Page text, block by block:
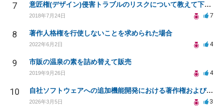
7 意匠権(デザイン)侵害トラブルのリスクについて教えて下さい。
2018年7月24日 7
8 著作人格権を行使しないことを求められた場合
2022年6月2日 4
9 市販の温泉の素を詰め替えて販売
2019年9月26日 4
10 自社ソフトウェアへの追加機能開発における著作権および使用権の帰属について
2026年3月5日 3